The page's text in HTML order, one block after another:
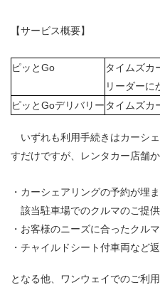
【サービス概要】
ピッとGo
タイムズカ
リーダーに
ピッとGoデリバリー タイムズカ
いずれも利用手続きはカーシ
すだけですが、レンタカー店舗か
・ カーシェアリングの予約が埋
該当駐車場でのクルマのご提
・ お客様のニーズに合ったクル
・ チャイルドシート付車両など
となる他、ワンウェイでのご利用